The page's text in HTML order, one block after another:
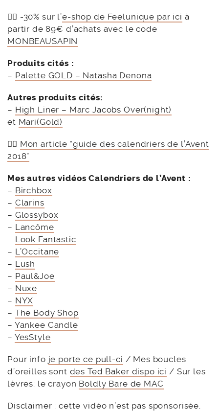
👉🏻 -30% sur l’e-shop de Feelunique par ici à
partir de 89€ d’achats avec le code
MONBEAUSAPIN
Produits cités :
– Palette GOLD – Natasha Denona
Autres produits cités:
– High Liner – Marc Jacobs Over(night)
et Mari(Gold)
👉🏻 Mon article “guide des calendriers de l’Avent
2018”
Mes autres vidéos Calendriers de l’Avent :
– Birchbox
– Clarins
– Glossybox
– Lancôme
– Look Fantastic
– L’Occitane
– Lush
– Paul&Joe
– Nuxe
– NYX
– The Body Shop
– Yankee Candle
– YesStyle
Pour info je porte ce pull-ci / Mes boucles
d’oreilles sont des Ted Baker dispo ici / Sur les
lèvres: le crayon Boldly Bare de MAC
Disclaimer : cette vidéo n’est pas sponsorisée.